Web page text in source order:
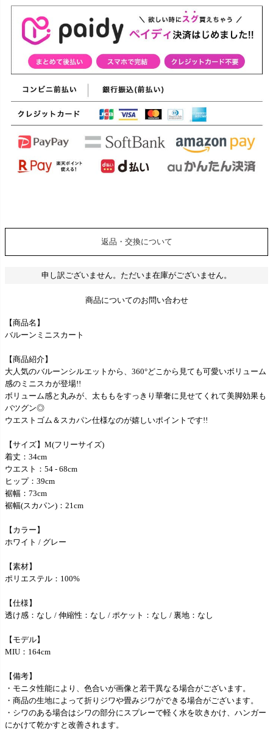
返品・交換について
申し訳ございません。ただいま在庫がございません。
商品についてのお問い合わせ
【商品名】
バルーンミニスカート
【商品紹介】
大人気のバルーンシルエットから、360°どこから見ても可愛いボリューム
感のミニスカが登場!!
ボリューム感と丸みが、太ももをすっきり華奢に見せてくれて美脚効果も
バツグン◎
ウエストゴム＆スカパン仕様なのが嬉しいポイントです!!
【サイズ】M(フリーサイズ)
着丈：34cm
ウエスト：54 - 68cm
ヒップ：39cm
裾幅：73cm
裾幅(スカパン)：21cm
【カラー】
ホワイト / グレー
【素材】
ポリエステル：100%
【仕様】
透け感：なし / 伸縮性：なし / ポケット：なし / 裏地：なし
【モデル】
MIU：164cm
【備考】
・モニタ性能により、色合いが画像と若干異なる場合がございます。
・商品の生地によって折りジワや畳みジワができる場合がございます。
・シワのある場合はシワの部分にスプレーで軽く水を吹きかけ、ハンガー
にかけて乾かすと改善されます。